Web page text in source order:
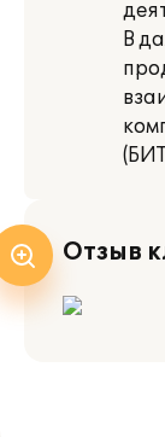
В
Отзыв